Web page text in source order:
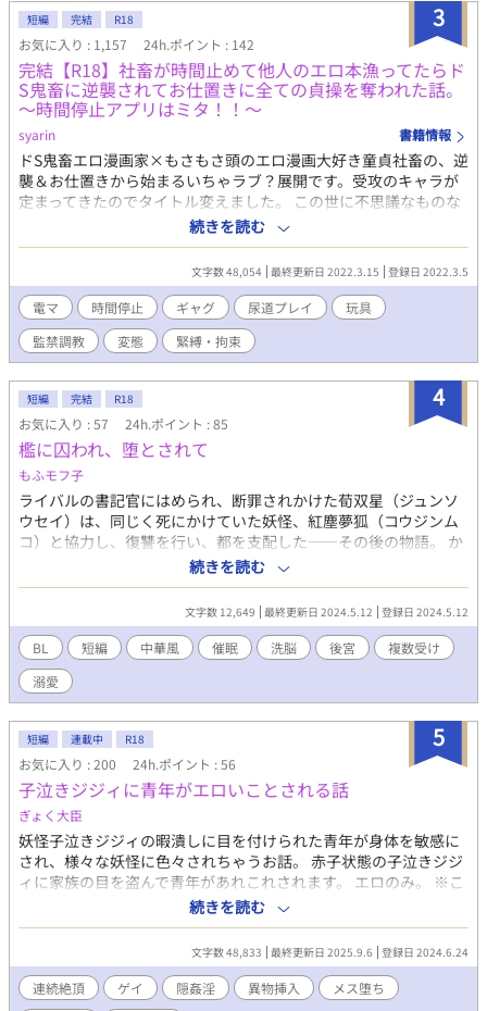
3
短編 完結 R18
お気に入り : 1,157 24h.ポイント : 142
完結【R18】社畜が時間止めて他人のエロ本漁ってたらド
S鬼畜に逆襲されてお仕置きに全ての貞操を奪われた話。
～時間停止アプリはミタ！！～
syarin 書籍情報
ドS鬼畜エロ漫画家×もさもさ頭のエロ漫画大好き童貞社畜の、逆
襲＆お仕置きから始まるいちゃラブ？展開です。受攻のキャラが
定まってきたのでタイトル変えました。 この世に不思議なものな
ど何もない。幽霊も妖怪も、悪魔もちゃぁんと居る。ランプの魔
人も昔は居た。 最近の流行りはコレ、時間停止アプリだ。君も知
ってるだろ？ 時間停止アプリに姿を変えた魔人(疲れたアラサー女
に早く会いに行きたい)目線で語る時間停止系BＬです(o゜◇゜)ゝ
ギャグです。時間停止の使い方も色々おかしいです。エロは相変
わらずオモチャが多めです。今回攻がエロ漫画家なんで淫語とか
いつもよりキツめです。一人称が五月蝿いです。 それでも良い人
だけどーぞ。(*´ｪ｀*)楽しんで頂ければ幸いです。 おお！ホトラ
ン88→79→46→40→36→32位、 お気に入り200！ありがとうご
ざいます*｡･+(人*´∀`)+･｡*
続きを読む
文字数 48,054 最終更新日 2022.3.15 登録日 2022.3.5
電マ 時間停止 ギャグ 尿道プレイ
玩具
監禁調教
変態 緊縛・拘束
4
短編 完結 R18
お気に入り : 57 24h.ポイント : 85
檻に囚われ、堕とされて
もふモフ子
ライバルの書記官にはめられ、断罪されかけた荀双星（ジュンソ
ウセイ）は、同じく死にかけていた妖怪、紅塵夢狐（コウジンム
コ）と協力し、復讐を行い、都を支配した――その後の物語。 か
つて都を治めていた賢帝、李煌泰（リコウタイ）は双星を弟であ
ると誤認し、皇帝の座を譲る。 李煌泰の右腕であった将軍趙英明
（ショウエイメイ）も双星に敗北し、後宮に囚われる。 そして、
双星の師匠である蘇望雲（ソボウウン）もまた……。 ＊攻め（荀
双星）に対し、受けが複数います。 ＊なんちゃって中華後宮BLな
ので、設定や言葉はガバガバですが、それでも楽しんでいただけ
れば幸いです。
続きを読む
文字数 12,649 最終更新日 2024.5.12 登録日 2024.5.12
BL 短編 中華風 催眠 洗脳 後宮
複数受け
溺愛
5
短編 連載中 R18
お気に入り : 200 24h.ポイント : 56
子泣きジジィに青年がエロいことされる話
ぎょく大臣
妖怪子泣きジジィの暇潰しに目を付けられた青年が身体を敏感に
され、様々な妖怪に色々されちゃうお話。 赤子状態の子泣きジジ
ィに家族の目を盗んで青年があれこれされます。 エロのみ。 ※こ
の物語はフィクションです。現実と物語の区別が付く方のみご観
覧下さい。
続きを読む
文字数 48,833 最終更新日 2025.9.6 登録日 2024.6.24
連続絶頂 ゲイ 隠姦淫 異物挿入
メス堕ち